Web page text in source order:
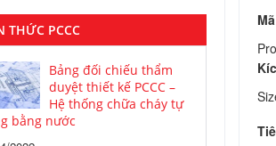
THỨC PCCC
Bảng đối chiếu thẩm
duyệt thiết kế PCCC –
Hệ thống chữa cháy tự
bằng nước